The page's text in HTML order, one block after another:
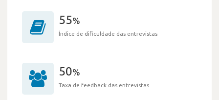
55%
Índice de dificuldade das entrevistas
50%
Taxa de feedback das entrevistas